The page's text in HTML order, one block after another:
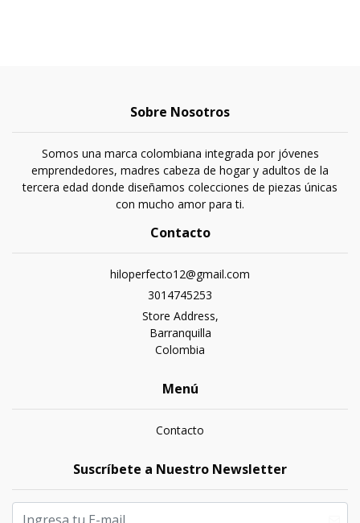
Sobre Nosotros
Somos una marca colombiana integrada por jóvenes
emprendedores, madres cabeza de hogar y adultos de la
tercera edad donde diseñamos colecciones de piezas únicas
con mucho amor para ti.
Contacto
hiloperfecto12@gmail.com
3014745253
Store Address,
Barranquilla
Colombia
Menú
Contacto
Suscríbete a Nuestro Newsletter